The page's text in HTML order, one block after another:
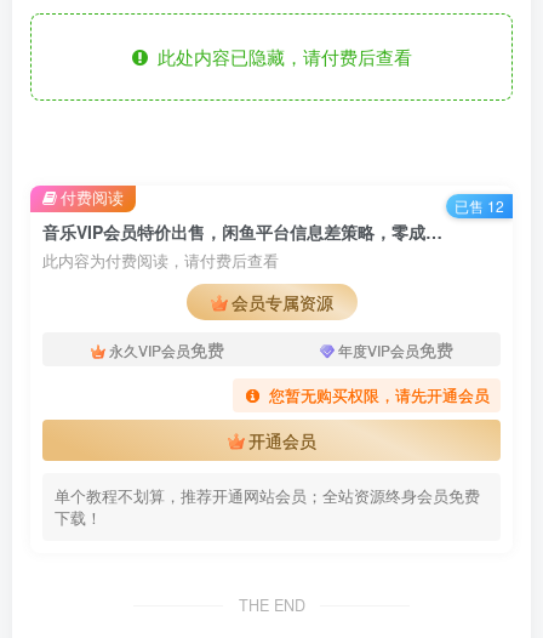
此处内容已隐藏，请付费后查看
音乐VIP会员特价出售，闲鱼平台信息差策略，零成本纯利润商机，轻松盈利新途径
此内容为付费阅读，请付费后查看
会员专属资源
永久VIP会员免费 年度VIP会员免费
您暂无购买权限，请先开通会员
开通会员
单个教程不划算，推荐开通网站会员；全站资源终身会员免费
下载！
付费阅读 已售 12
THE END